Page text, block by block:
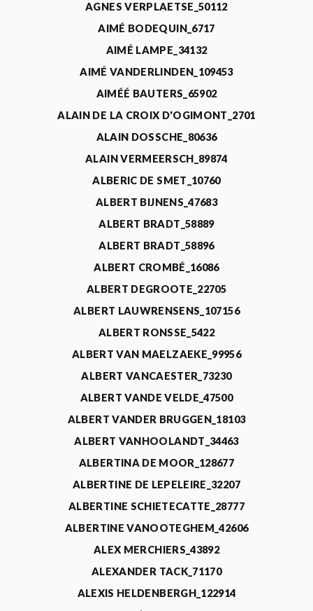
AGNES VERPLAETSE_50112
AIMÉ BODEQUIN_6717
AIMÉ LAMPE_34132
AIMÉ VANDERLINDEN_109453
AIMÉÉ BAUTERS_65902
ALAIN DE LA CROIX D'OGIMONT_2701
ALAIN DOSSCHE_80636
ALAIN VERMEERSCH_89874
ALBERIC DE SMET_10760
ALBERT BIJNENS_47683
ALBERT BRADT_58889
ALBERT BRADT_58896
ALBERT CROMBÉ_16086
ALBERT DEGROOTE_22705
ALBERT LAUWRENSENS_107156
ALBERT RONSSE_5422
ALBERT VAN MAELZAEKE_99956
ALBERT VANCAESTER_73230
ALBERT VANDE VELDE_47500
ALBERT VANDER BRUGGEN_18103
ALBERT VANHOOLANDT_34463
ALBERTINA DE MOOR_128677
ALBERTINE DE LEPELEIRE_32207
ALBERTINE SCHIETECATTE_28777
ALBERTINE VANOOTEGHEM_42606
ALEX MERCHIERS_43892
ALEXANDER TACK_71170
ALEXIS HELDENBERGH_122914